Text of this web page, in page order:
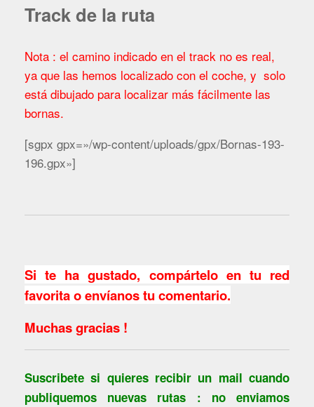
Track de la ruta
Nota : el camino indicado en el track no es real,
ya que las hemos localizado con el coche, y solo
está dibujado para localizar más fácilmente las
bornas.
[sgpx gpx=»/wp-content/uploads/gpx/Bornas-193-
196.gpx»]
Si te ha gustado, compártelo en tu red
favorita o envíanos tu comentario.
Muchas gracias !
Suscribete si quieres recibir un mail cuando
publiquemos nuevas rutas : no enviamos